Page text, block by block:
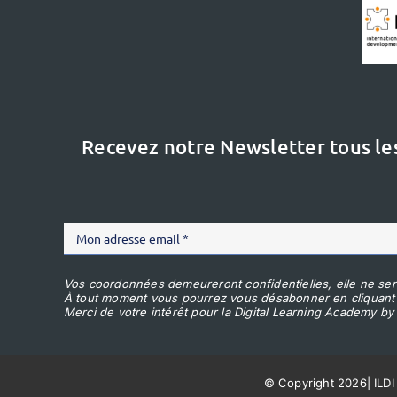
Recevez notre Newsletter tous
Vos coordonnées demeureront confidentielles, elle ne
À tout moment vous pourrez vous désabonner en
Merci de votre intérêt pour la Digital Learning Academy by
© Copyright 2026| ILDI